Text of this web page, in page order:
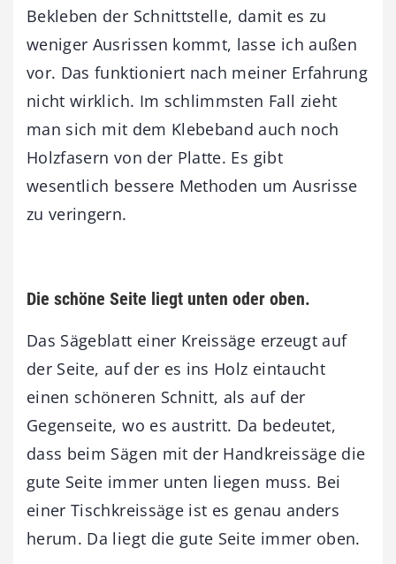
Bekleben der Schnittstelle, damit es zu
weniger Ausrissen kommt, lasse ich außen
vor. Das funktioniert nach meiner Erfahrung
nicht wirklich. Im schlimmsten Fall zieht
man sich mit dem Klebeband auch noch
Holzfasern von der Platte. Es gibt
wesentlich bessere Methoden um Ausrisse
zu veringern.
Die schöne Seite liegt unten oder oben.
Das Sägeblatt einer Kreissäge erzeugt auf
der Seite, auf der es ins Holz eintaucht
einen schöneren Schnitt, als auf der
Gegenseite, wo es austritt. Da bedeutet,
dass beim Sägen mit der Handkreissäge die
gute Seite immer unten liegen muss. Bei
einer Tischkreissäge ist es genau anders
herum. Da liegt die gute Seite immer oben.